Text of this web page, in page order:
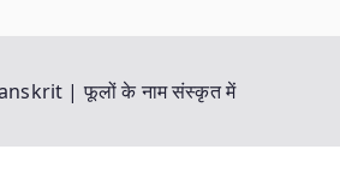
| फूलों के नाम संस्कृत में